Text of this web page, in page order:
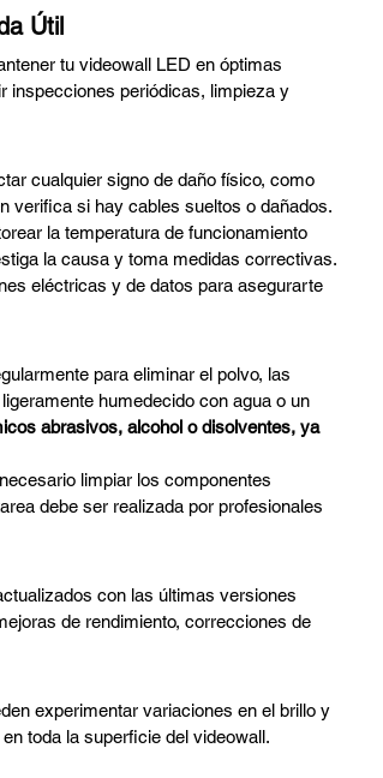
Útil
tu videowall LED en óptimas
inspecciones periódicas, limpieza y
cualquier signo de daño físico, como
verifica si hay cables sueltos o dañados.
la temperatura de funcionamiento
la causa y toma medidas correctivas.
eléctricas y de datos para asegurarte
para eliminar el polvo, las
humedecido con agua o un
abrasivos, alcohol o disolventes, ya
limpiar los componentes
debe ser realizada por profesionales
con las últimas versiones
de rendimiento, correcciones de
experimentar variaciones en el brillo y
toda la superficie del videowall.